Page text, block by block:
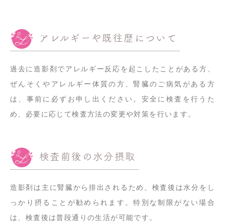
アレルギーや既往歴について
過去に造影剤でアレルギー反応を起こしたことがある方、
ぜんそくやアレルギー体質の方、腎臓のご病気がある方
は、事前に必ずお申し出ください。安全に検査を行うた
め、必要に応じて検査方法の変更や対策を行います。
検査前後の水分摂取
造影剤は主に腎臓から排出されるため、検査後は水分をし
っかり摂ることが勧められます。特別な制限がない場合
は、検査後は普段通りの生活が可能です。